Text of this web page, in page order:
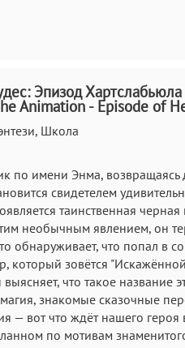
Эпизод
Animation - Episode of
Школа
по имени Энма,
свидетелем
таинственная черная
необычным явлением, он
обнаруживает, что попал в
который зовётся
что такое название
знакомые сказочные
— вот что ждёт нашего героя
по мотивам